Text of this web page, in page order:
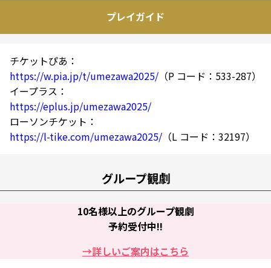
プレイガイド
チケットぴあ：
https://w.pia.jp/t/umezawa2025/ （P コード：533-287）
イープラス：
https://eplus.jp/umezawa2025/
ローソンチケット：
https://l-tike.com/umezawa2025/ （L コード：32197）
グループ観劇
10名様以上のグループ観劇
予約受付中!!
→詳しいご案内はこちら